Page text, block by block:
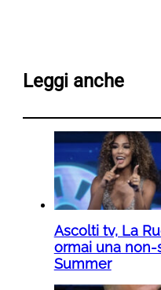
Leggi anche
Ascolti tv, La
ormai una non-
Summer